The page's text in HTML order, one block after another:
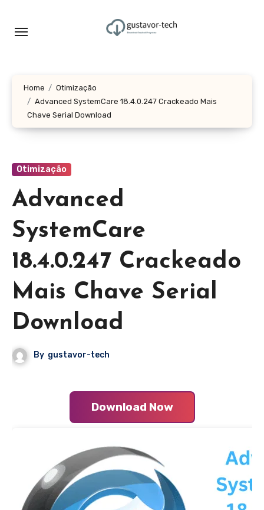
Home
Otimização
Advanced SystemCare 18.4.0.247 Crackeado Mais
Chave Serial Download
Otimização
Advanced
SystemCare
18.4.0.247 Crackeado
Mais Chave Serial
Download
By gustavor-tech
Download Now